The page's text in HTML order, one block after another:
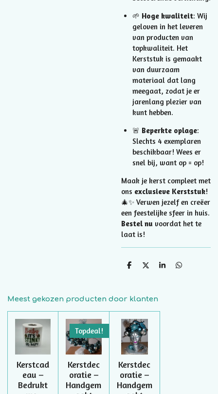
🌱 Hoge kwaliteit: Wij
geloven in het leveren
van producten van
topkwaliteit. Het
Kerststuk is gemaakt
van duurzaam
materiaal dat lang
meegaat, zodat je er
jarenlang plezier van
kunt hebben.
🚨 Beperkte oplage:
Slechts 4 exemplaren
beschikbaar! Wees er
snel bij, want op = op!
Maak je kerst compleet met
ons exclusieve Kerststuk!
🎄✨ Verwen jezelf en creëer
een feestelijke sfeer in huis.
Bestel nu voordat het te
laat is!
D
n
D
S
D
Meest gekozen producten door klanten
Kerstcad
eau –
Bedrukt
Topdeal!
Kerstdec
oratie –
Handgem
Kerstdec
oratie –
Handgem